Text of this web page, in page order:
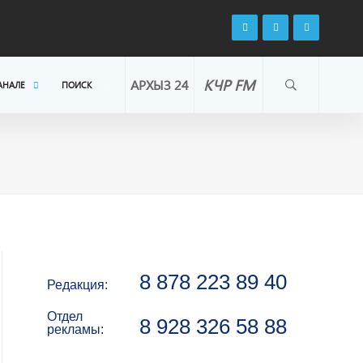
КЧР FM
АРХЫЗ 24
ПОИСК
Редакция: 8 878 223 89 40
Отдел
рекламы:
8 928 326 58 88